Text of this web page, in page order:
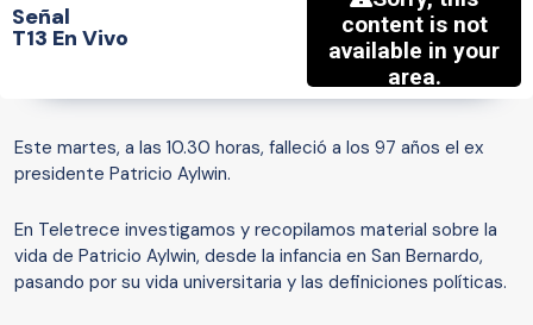
Señal
T13 En Vivo
Este martes, a las 10.30 horas, falleció a los 97 años el ex
presidente Patricio Aylwin.
En Teletrece investigamos y recopilamos material sobre la
vida de Patricio Aylwin, desde la infancia en San Bernardo,
pasando por su vida universitaria y las definiciones políticas.